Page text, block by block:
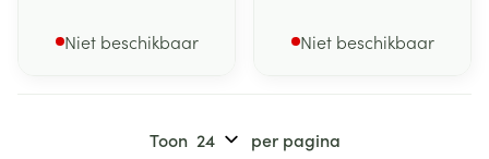
Niet beschikbaar Niet beschikbaar
Toon per pagina